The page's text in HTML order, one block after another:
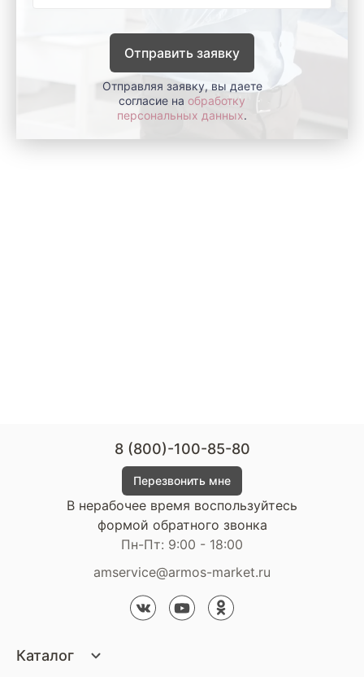
Отправить заявку
Отправляя заявку, вы даете
согласие на обработку
персональных данных.
Каталог
8 (800)-100-85-80
Перезвонить мне
В нерабочее время воспользуйтесь
формой обратного звонка
Пн-Пт: 9:00 - 18:00
amservice@armos-market.ru